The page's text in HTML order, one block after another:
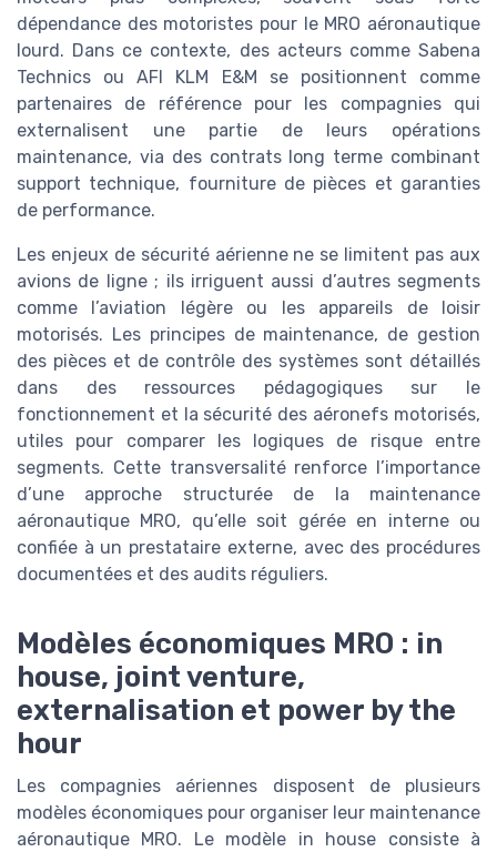
dépendance des motoristes pour le MRO aéronautique
lourd. Dans ce contexte, des acteurs comme Sabena
Technics ou AFI KLM E&M se positionnent comme
partenaires de référence pour les compagnies qui
externalisent une partie de leurs opérations
maintenance, via des contrats long terme combinant
support technique, fourniture de pièces et garanties
de performance.
Les enjeux de sécurité aérienne ne se limitent pas aux
avions de ligne ; ils irriguent aussi d’autres segments
comme l’aviation légère ou les appareils de loisir
motorisés. Les principes de maintenance, de gestion
des pièces et de contrôle des systèmes sont détaillés
dans des ressources pédagogiques sur le
fonctionnement et la sécurité des aéronefs motorisés,
utiles pour comparer les logiques de risque entre
segments. Cette transversalité renforce l’importance
d’une approche structurée de la maintenance
aéronautique MRO, qu’elle soit gérée en interne ou
confiée à un prestataire externe, avec des procédures
documentées et des audits réguliers.
Modèles économiques MRO : in
house, joint venture,
externalisation et power by the
hour
Les compagnies aériennes disposent de plusieurs
modèles économiques pour organiser leur maintenance
aéronautique MRO. Le modèle in house consiste à